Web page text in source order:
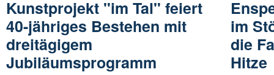
Kunstprojekt "im Tal" feiert
40-jähriges Bestehen mit
dreitägigem
Jubiläumsprogramm
im
die
Hitze